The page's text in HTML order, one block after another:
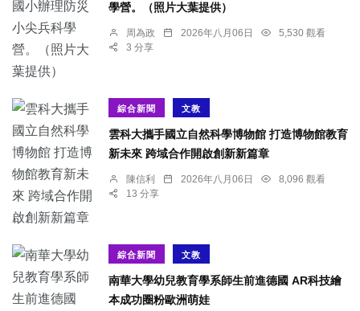
學營。（照片大葉提供）
周為政 2026年八月06日
5,530 觀看
3 分享
綜合新聞 文教
雲科大攜手國立自然科學博物館 打造博物館教育
新未來 跨域合作開啟創新新篇章
陳信利 2026年八月06日
8,096 觀看
13 分享
綜合新聞 文教
南華大學幼兒教育學系師生前進德國 AR科技繪
本成功圈粉歐洲萌娃